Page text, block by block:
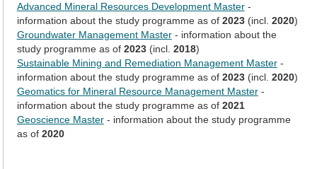
Advanced Mineral Resources Development Master-
information about the study programme as of 2023(incl. 2020)
Groundwater Management Master- information about the
study programme as of 2023(incl. 2018)
Sustainable Mining and Remediation Management Master-
information about the study programme as of 2023(incl. 2020)
Geomatics for Mineral Resource Management Master-
information about the study programme as of 2021
Geoscience Master- information about the study programme
as of 2020